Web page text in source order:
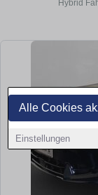
Alle Cookies
Einstellungen
Hybrid